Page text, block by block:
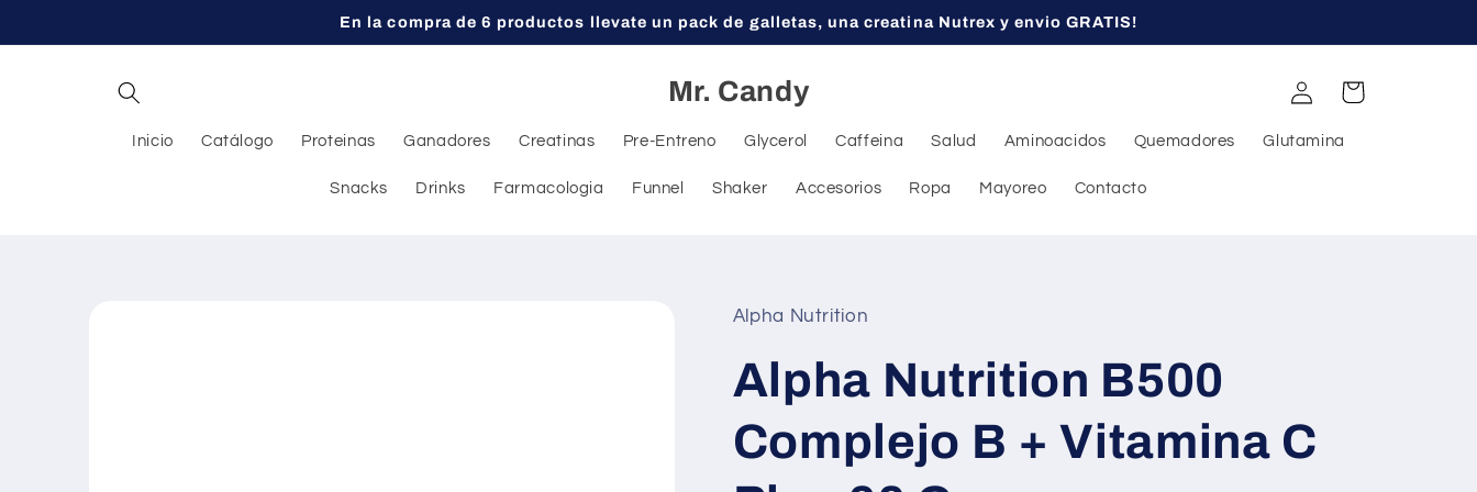
al contenido
En la compra de 6 productos llevate un pack de galletas, una creatina Nutrex y envio GRATIS!
Mr. Candy
Inicio Catálogo Proteinas Ganadores Creatinas Pre-Entreno Glycerol Caffeina Salud Aminoacidos Quemadores Glutamina
Snacks Drinks Farmacologia Funnel Shaker Accesorios Ropa Mayoreo Contacto
Iniciar
sesión
Carrito
Alpha Nutrition
Alpha Nutrition B500
Complejo B + Vitamina C